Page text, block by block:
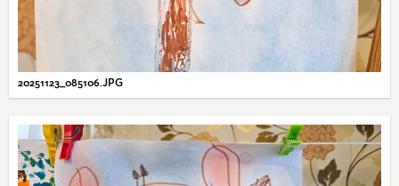
20251123_085106.JPG